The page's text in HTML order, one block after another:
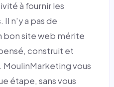
à fournir les
n'y a pas de
bon site web mérite
construit et
vous
étape, sans vous